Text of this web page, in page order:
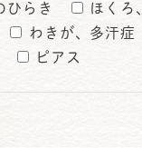
ひらき ほくろ
わきが、多汗症
ピアス